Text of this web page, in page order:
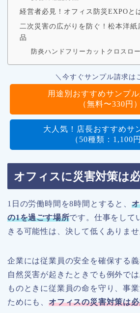
経営者必見！オフィス防災EXPOと
二次災害の広がりを防ぐ！松本洋
品
防炎ハンドフリーカットクロスロ
＼今すぐサンプル請求は
用途別おすすめサンプ
（無料〜330円）
大人気！店長おすすめサ
（50種類：1,100円
オフィスに災害対策は
1日の労働時間を8時間とすると、
の1を過ごす場所です。仕事をして
きる可能性は、決して低くありませ
企業には従業員の安全を確保する
自然災害が起きたときでも例外で
ものときに従業員の命を守り、事
ためにも、 オフィスの災害対策は